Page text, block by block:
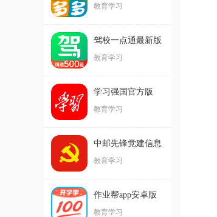
教育学习
驾校一点通最新版
教育学习
学习强国官方版
教育学习
中邮先锋党建信息
平台
教育学习
作业帮app安卓版
教育学习